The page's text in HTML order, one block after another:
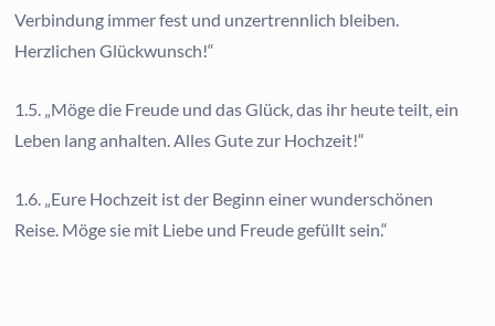
Verbindung immer fest und unzertrennlich bleiben.
Herzlichen Glückwunsch!“
1.5. „Möge die Freude und das Glück, das ihr heute teilt, ein
Leben lang anhalten. Alles Gute zur Hochzeit!“
1.6. „Eure Hochzeit ist der Beginn einer wunderschönen
Reise. Möge sie mit Liebe und Freude gefüllt sein.“